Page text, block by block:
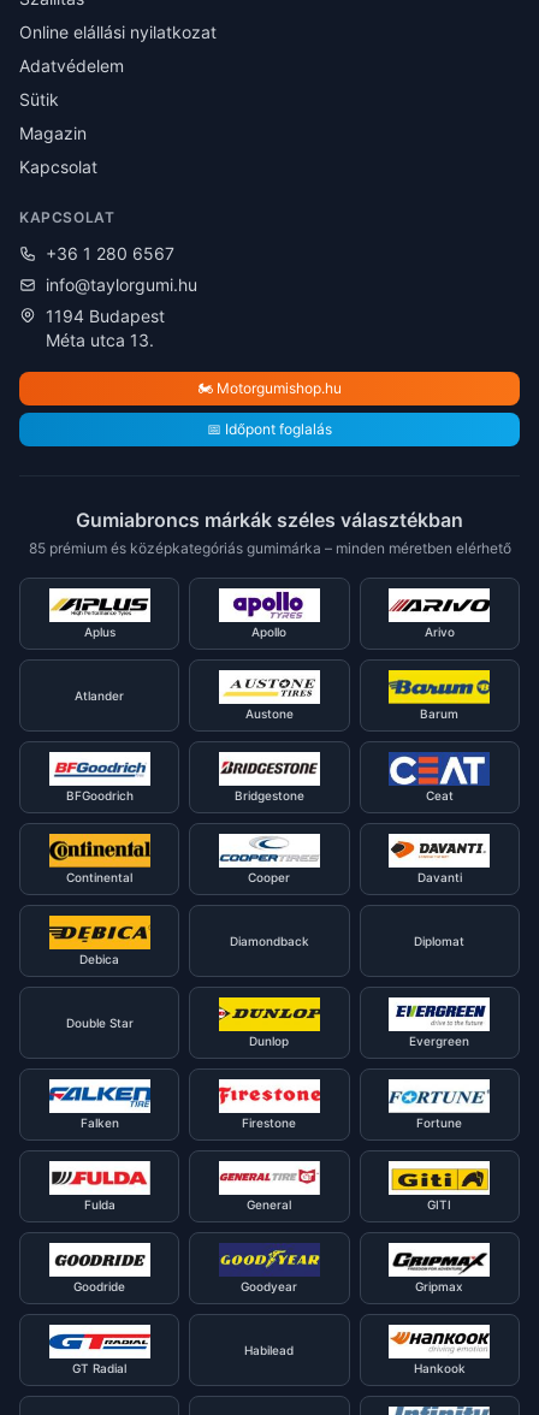
Online elállási nyilatkozat
Adatvédelem
Sütik
Magazin
Kapcsolat
KAPCSOLAT
+36 1 280 6567
info@taylorgumi.hu
1194 Budapest
Méta utca 13.
🏍️ Motorgumishop.hu
📅 Időpont foglalás
Gumiabroncs márkák széles választékban
85 prémium és középkategóriás gumimárka – minden méretben elérhető
Aplus Apollo Arivo
Atlander
Austone
Barum
BFGoodrich Bridgestone Ceat
Continental Cooper Davanti
Debica
Diamondback Diplomat
Double Star
Dunlop
Evergreen
Falken Firestone Fortune
Fulda General GITI
Goodride Goodyear Gripmax
GT Radial
Habilead
Hankook